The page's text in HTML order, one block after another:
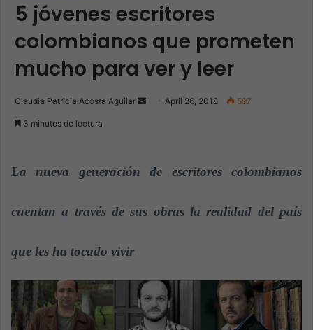
5 jóvenes escritores
colombianos que prometen
mucho para ver y leer
Claudia Patricia Acosta Aguilar
m
April 26, 2018 597
3 minutos de lectura
La nueva generación de escritores colombianos
cuentan a través de sus obras la realidad del país
que les ha tocado vivir